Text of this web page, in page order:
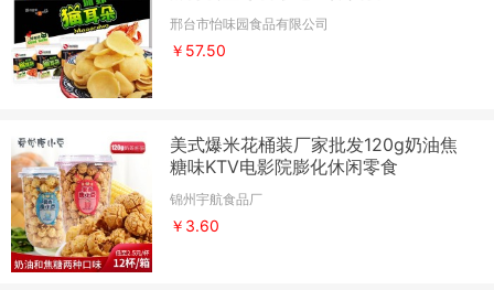
邢台市怡味园食品有限公司
￥57.50
美式爆米花桶装厂家批发120g奶油焦
糖味KTV电影院膨化休闲零食
锦州宇航食品厂
￥3.60